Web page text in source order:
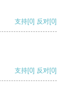
支持[0] 反对[0]
支持[0] 反对[0]